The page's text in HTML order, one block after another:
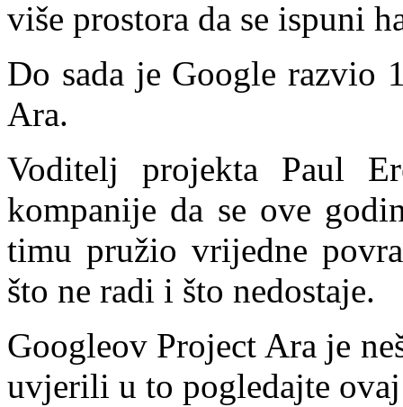
više prostora da se ispuni
Do sada je Google razvio
Ara.
Voditelj projekta Paul
kompanije da se ove
timu pružio vrijedne
što ne radi i što nedostaje.
Googleov Project Ara je
uvjerili u to pogledajte